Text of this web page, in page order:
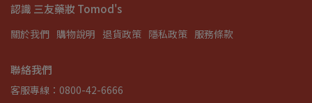
認識 三友藥妝 Tomod's
關於我們 購物說明 退貨政策 隱私政策 服務條款
聯絡我們
客服專線：0800-42-6666